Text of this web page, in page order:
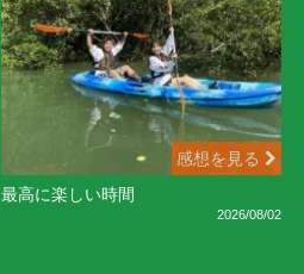
感想を見る
最高に楽しい時間
2026/08/02